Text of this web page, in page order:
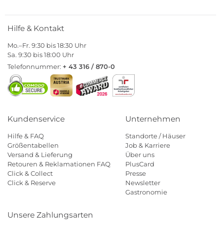
Hilfe & Kontakt
Mo.–Fr. 9:30 bis 18:30 Uhr
Sa. 9:30 bis 18:00 Uhr
Telefonnummer: + 43 316 / 870-0
Kundenservice
Hilfe & FAQ
Größentabellen
Versand & Lieferung
Retouren & Reklamationen FAQ
Click & Collect
Click & Reserve
Unternehmen
Standorte / Häuser
Job & Karriere
Über uns
PlusCard
Presse
Newsletter
Gastronomie
Unsere Zahlungsarten